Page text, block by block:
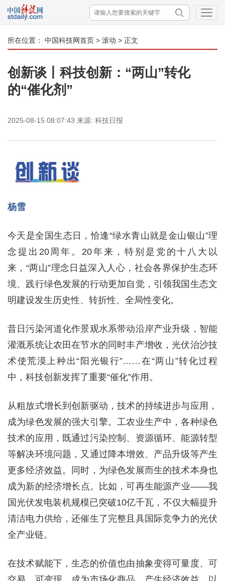
所在位置： 中国科技网首页 > 滚动 > 正文
创新谈丨科技创新：“两山”转化
的“催化剂”
2025-08-15 08:07:43 来源: 科技日报
杨雪
今天是全国生态日，恰逢“绿水青山就是金山银山”理
念提出20周年。20年来，特别是党的十八大以
来，“两山”理念日益深入人心，社会各界保护生态环
境、践行绿色发展的行动更加自觉，引领我国生态文
明建设发生历史性、转折性、全局性变化。
昔日污染河道化作景观水系带动沿岸产业升级，智能
灌溉系统让农田在节水的同时丰产增收，光伏治沙技
术使荒漠上种出“阳光银行”……在“两山”转化过程
中，科技创新发挥了重要“催化”作用。
从粗放式增长到创新驱动，技术的持续进步与应用，
成为绿色发展的强大引擎。工农业生产中，各种绿色
技术的应用，既通过污染控制、资源循环、能源转型
等解决环境问题，又通过降本增效、产品升级等产生
更多经济效益。同时，为绿色发展而生的技术本身也
成为新的经济增长点。比如，可再生能源产业——我
国光伏发电装机规模已突破10亿千瓦，不仅大幅提升
清洁电力供给，还催生了完整且具国际竞争力的光伏
全产业链。
在技术赋能下，生态的价值也由抽象变得可量度、可